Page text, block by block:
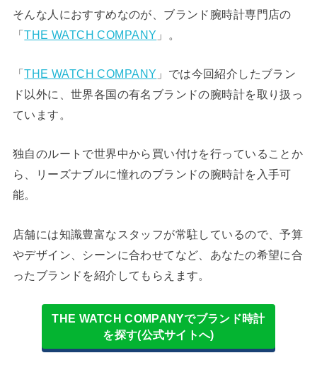
そんな人におすすめなのが、ブランド腕時計専門店の
「THE WATCH COMPANY 」。
「THE WATCH COMPANY 」では今回紹介したブラン
ド以外に、世界各国の有名ブランドの腕時計を取り扱っ
ています。
独自のルートで世界中から買い付けを行っていることか
ら、リーズナブルに憧れのブランドの腕時計を入手可
能。
店舗には知識豊富なスタッフが常駐しているので、予算
やデザイン、シーンに合わせてなど、あなたの希望に合
ったブランドを紹介してもらえます。
THE WATCH COMPANYでブランド時計
を探す(公式サイトへ)